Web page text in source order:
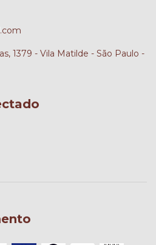
1379 - Vila Matilde - São Paulo -